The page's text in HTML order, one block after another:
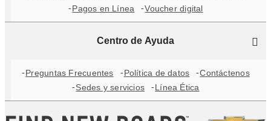
Pagos en Línea
Voucher digital
Centro de Ayuda
Preguntas Frecuentes Política de datos
Contáctenos
Sedes y servicios
Línea Ética